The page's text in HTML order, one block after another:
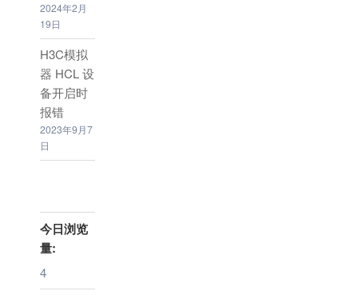
2024年2月
19日
H3C模拟
器 HCL 设
备开启时
报错
2023年9月7
日
今日浏览
量:
4